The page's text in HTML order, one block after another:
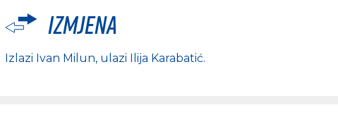
Izmjena
Izlazi Ivan Milun, ulazi Ilija Karabatić.